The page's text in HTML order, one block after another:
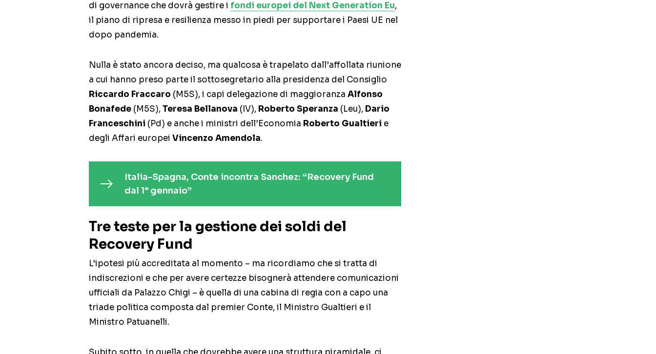
di governance che dovrà gestire i fondi europei del Next Generation Eu,
il piano di ripresa e resilienza messo in piedi per supportare i Paesi UE nel
dopo pandemia.
Nulla è stato ancora deciso, ma qualcosa è trapelato dall’affollata riunione
a cui hanno preso parte il sottosegretario alla presidenza del Consiglio
Riccardo Fraccaro (M5S), i capi delegazione di maggioranza Alfonso
Bonafede (M5S),Teresa Bellanova (IV), Roberto Speranza (Leu), Dario
Franceschini (Pd) e anche i ministri dell’Economia Roberto Gualtieri e
degli Affari europei Vincenzo Amendola.
Italia-Spagna, Conte incontra Sanchez: “Recovery Fund
dal 1° gennaio”
Tre teste per la gestione dei soldi del
Recovery Fund
L’ipotesi più accreditata al momento – ma ricordiamo che si tratta di
indiscrezioni e che per avere certezze bisognerà attendere comunicazioni
ufficiali da Palazzo Chigi – è quella di una cabina di regia con a capo una
triade politica composta dal premier Conte, il Ministro Gualtieri e il
Ministro Patuanelli.